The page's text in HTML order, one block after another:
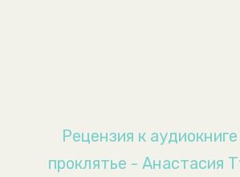
Рецензия к
проклятье - Анастасия